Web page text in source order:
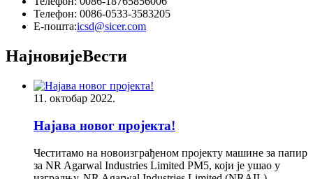
Телефон: 0086-0533-3583205
Е-пошта:icsd@sicer.com
НајновијеВести
11. октобар 2022.
Најава новог пројекта!
Честитамо на новоизграђеном пројекту машине за папир
за NR Agarwal Industries Limited PM5, који је ушао у